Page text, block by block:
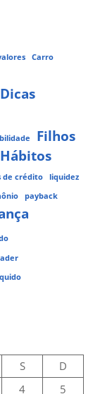
Carro
Dicas
Filhos
Hábitos
de crédito
liquidez
payback
S
D
4 5